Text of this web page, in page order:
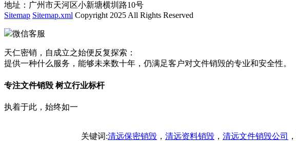
地址：广州市天河区小新塘横圳路10号
Sitemap Sitemap.xml Copyright 2025 All Rights Reserved
微信客服
天仁密销，自成立之始便反复探索：
提供一种什么服务，能够未来数十年，仍满足客户对文件销毁的专业和安全性。
专注文件销毁 树立行业标杆
执着于此，始终如一
关键词:清远保密销毁 ， 清远资料销毁 ， 清远文件销毁公司 ，